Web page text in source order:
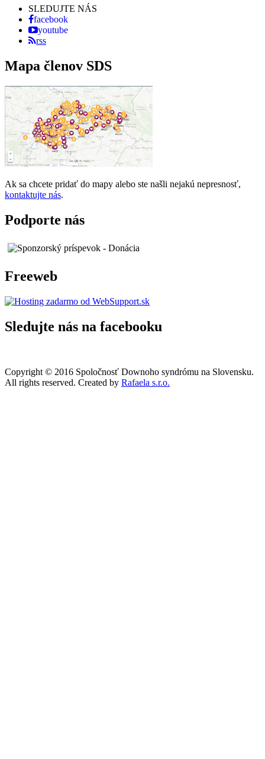
SLEDUJTE NÁS
facebook
youtube
rss
Mapa členov SDS
Ak sa chcete pridať do mapy alebo ste našli nejakú nepresnosť,
kontaktujte nás.
Podporte nás
Freeweb
Sledujte nás na facebooku
Copyright © 2016 Spoločnosť Downoho syndrómu na Slovensku.
All rights reserved. Created by Rafaela s.r.o.